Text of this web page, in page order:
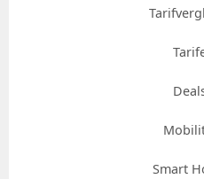
Smart